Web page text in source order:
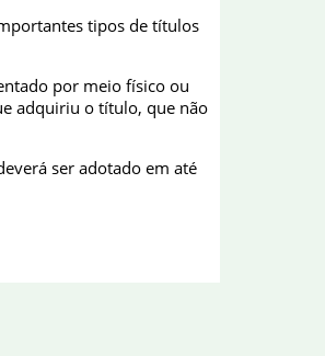
tipos de títulos
por meio físico ou
adquiriu o título, que não
ser adotado em até